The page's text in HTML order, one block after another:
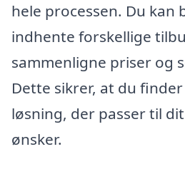
hele processen. Du kan
indhente forskellige
sammenligne priser og
Dette sikrer, at du
løsning, der passer til
ønsker.